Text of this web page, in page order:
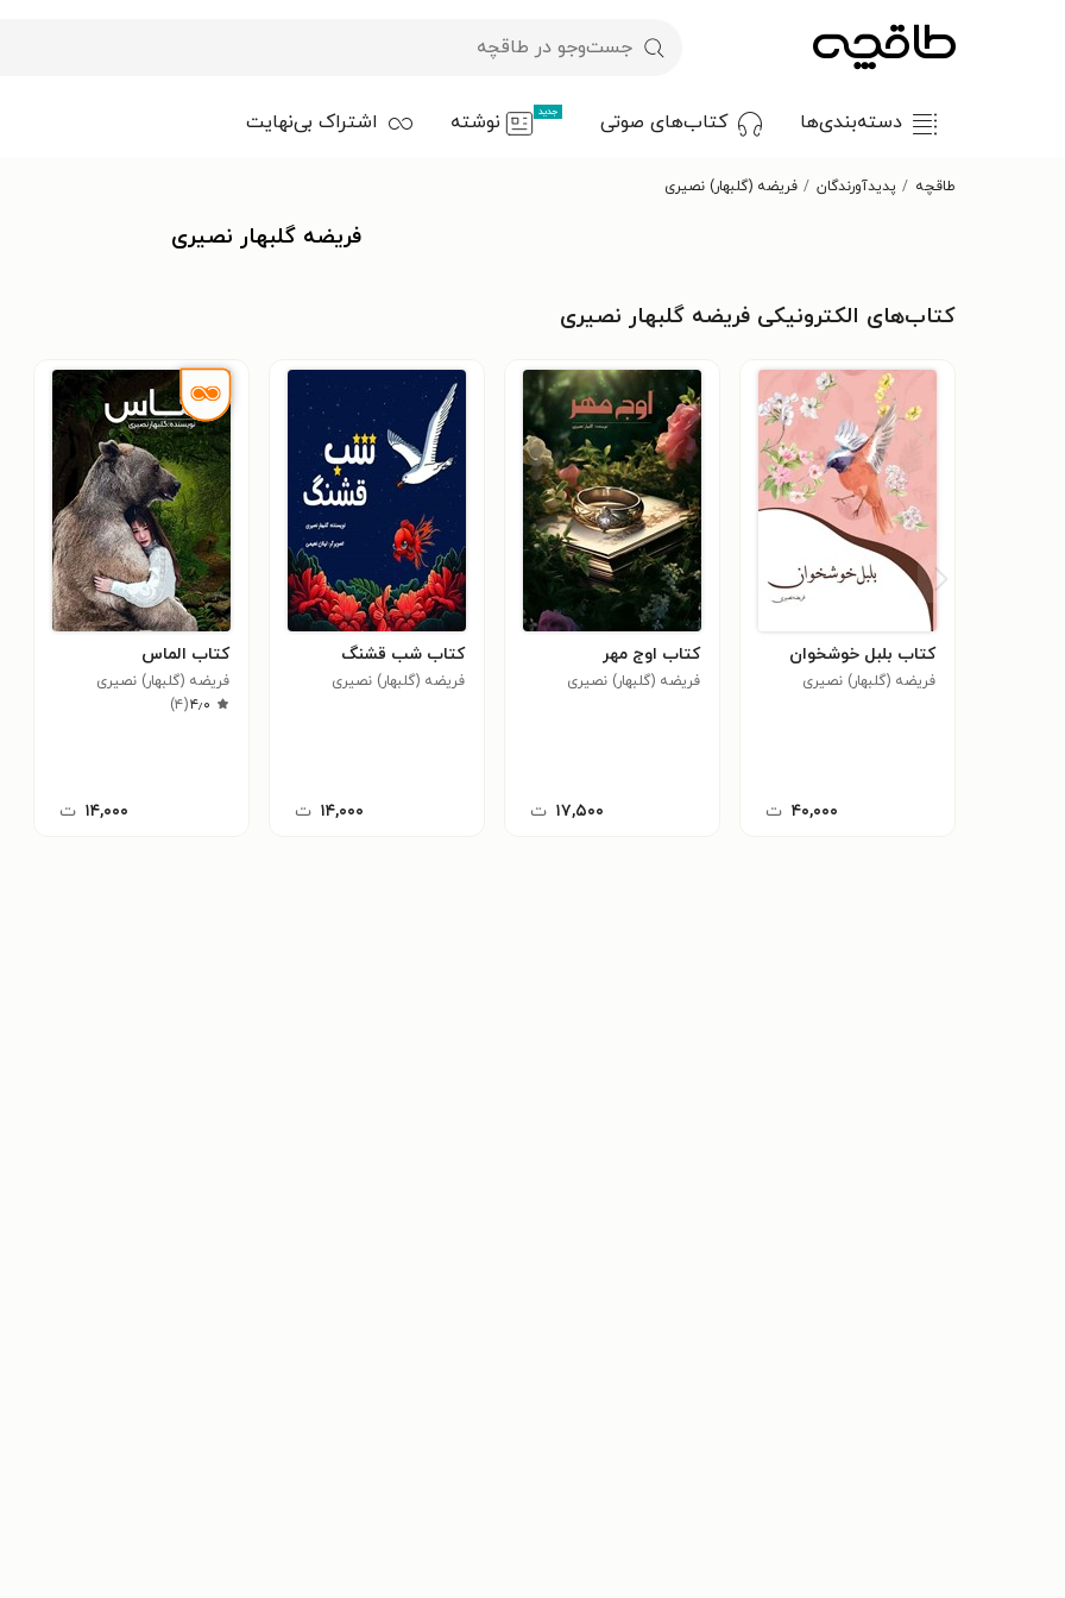
دسته‌بندی‌ها کتاب‌های صوتی جدید نوشته اشتراک بی‌نهایت
طاقچه پدیدآورندگان فریضه (گلبهار) نصیری
فریضه گلبهار نصیری
کتاب‌های الکترونیکی فریضه گلبهار نصیری
کتاب بلبل خوشخوان
فریضه (گلبهار) نصیری
۴۰,۰۰۰ ت
کتاب اوج مهر
فریضه (گلبهار) نصیری
۱۷,۵۰۰ ت
کتاب شب قشنگ
فریضه (گلبهار) نصیری
۱۴,۰۰۰ ت
کتاب الماس
فریضه (گلبهار) نصیری
۴٫۰(۴)
۱۴,۰۰۰ ت